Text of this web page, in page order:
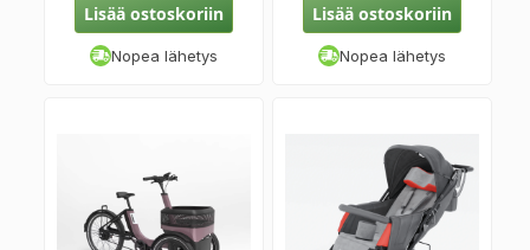
Lisää ostoskoriin
Nopea lähetys
Lisää ostoskoriin
Nopea lähetys